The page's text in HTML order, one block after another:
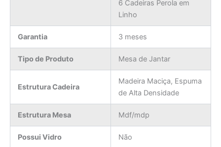
6 Cadeiras Perola em
Linho
Garantia 3 meses
Tipo de Produto Mesa de Jantar
Estrutura Cadeira
Madeira Maciça, Espuma
de Alta Densidade
Estrutura Mesa Mdf/mdp
Possui Vidro Não